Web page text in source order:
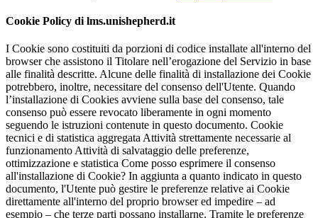
Cookie Policy di lms.unishepherd.it
I Cookie sono costituiti da porzioni di codice installate all'interno del
browser che assistono il Titolare nell’erogazione del Servizio in base
alle finalità descritte. Alcune delle finalità di installazione dei Cookie
potrebbero, inoltre, necessitare del consenso dell'Utente. Quando
l’installazione di Cookies avviene sulla base del consenso, tale
consenso può essere revocato liberamente in ogni momento
seguendo le istruzioni contenute in questo documento. Cookie
tecnici e di statistica aggregata Attività strettamente necessarie al
funzionamento Attività di salvataggio delle preferenze,
ottimizzazione e statistica Come posso esprimere il consenso
all'installazione di Cookie? In aggiunta a quanto indicato in questo
documento, l'Utente può gestire le preferenze relative ai Cookie
direttamente all'interno del proprio browser ed impedire – ad
esempio – che terze parti possano installarne. Tramite le preferenze